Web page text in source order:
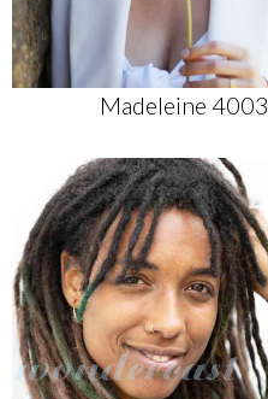
Madeleine 4003